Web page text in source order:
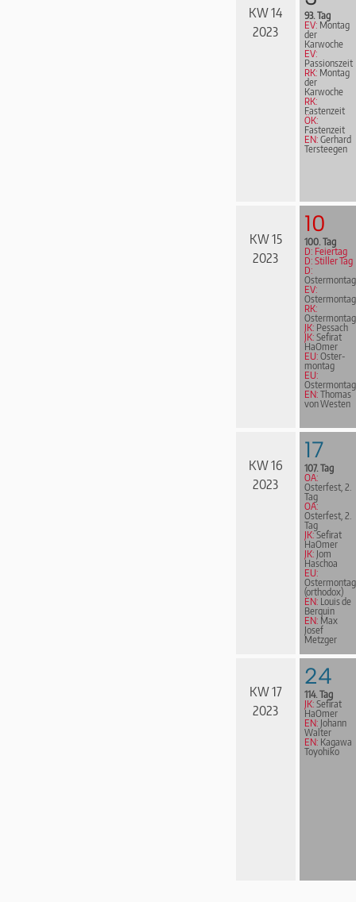
KW 14
2023
93. Tag
EV: Montag
der
Karwoche
EV:
Passionszeit
RK: Montag
der
Karwoche
RK:
Fastenzeit
ÖK:
Fastenzeit
EN: Gerhard
Terstee­gen
KW 15
2023
10
100. Tag
D: Feiertag
D: Stiller Tag
D:
Ostermontag
EV:
Ostermontag
RK:
Ostermontag
JK: Pessach
JK: Sefirat
HaOmer
EU: Oster­
mon­tag
EU:
Ostermontag
EN: Thomas
von Westen
KW 16
2023
17
107. Tag
OA:
Osterfest, 2.
Tag
OA:
Osterfest, 2.
Tag
JK:Sefirat
HaOmer
JK: Jom
Haschoa
EU:
Ostermontag
(orthodox)
EN: Louis de
Berquin
EN: Max
Josef
Metzger
KW 17
2023
24
114. Tag
JK: Sefirat
HaOmer
EN: Johann
Walter
EN: Kagawa
Toyohiko